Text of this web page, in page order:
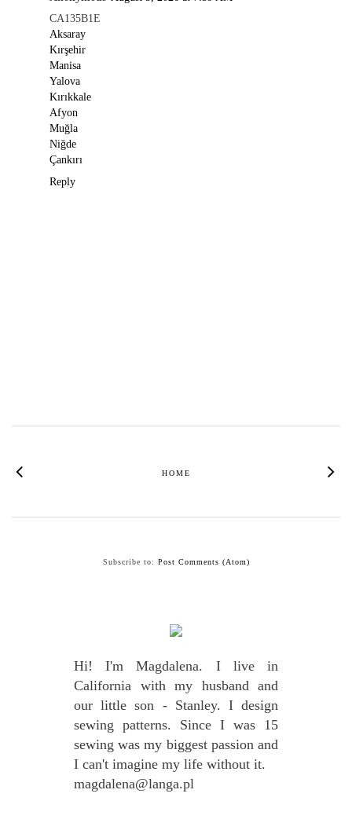
CA135B1E
Aksaray
Kırşehir
Manisa
Yalova
Kırıkkale
Afyon
Muğla
Niğde
Çankırı
Reply
HOME
Subscribe to: Post Comments (Atom)
Hi! I'm Magdalena. I live in
California with my husband and
our little son - Stanley. I design
sewing patterns. Since I was 15
sewing was my biggest passion and
I can't imagine my life without it.
magdalena@langa.pl